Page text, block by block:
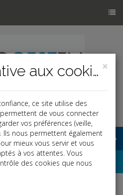
×
Politique relative aux cookies
ce site utilise des
de vous connecter
vos préférences (veille,
Ils nous permettent également
mieux vous servir et vous
à vos attentes. Vous
des cookies que nous